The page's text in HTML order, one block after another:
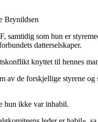
Brynildsen
som hun er
datterselskaper.
knyttet til hennes
de forskjellige styrene
hun ikke var inhabil.